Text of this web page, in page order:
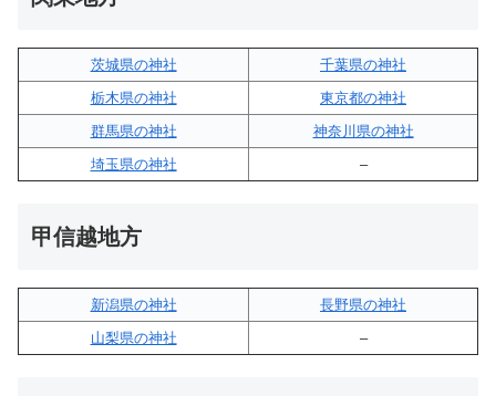
茨城県の神社
千葉県の神社
栃木県の神社
東京都の神社
群馬県の神社
神奈川県の神社
埼玉県の神社
–
甲信越地方
新潟県の神社
長野県の神社
山梨県の神社
–